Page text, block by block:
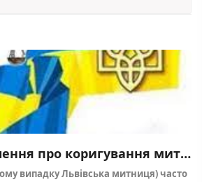
Скасування рішення про коригування митної вартості та карток відмови
випадку Львівська митниця) часто